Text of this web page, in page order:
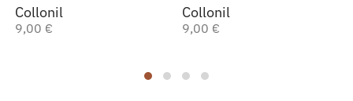
Collonil
9,00 €
Collonil
9,00 €